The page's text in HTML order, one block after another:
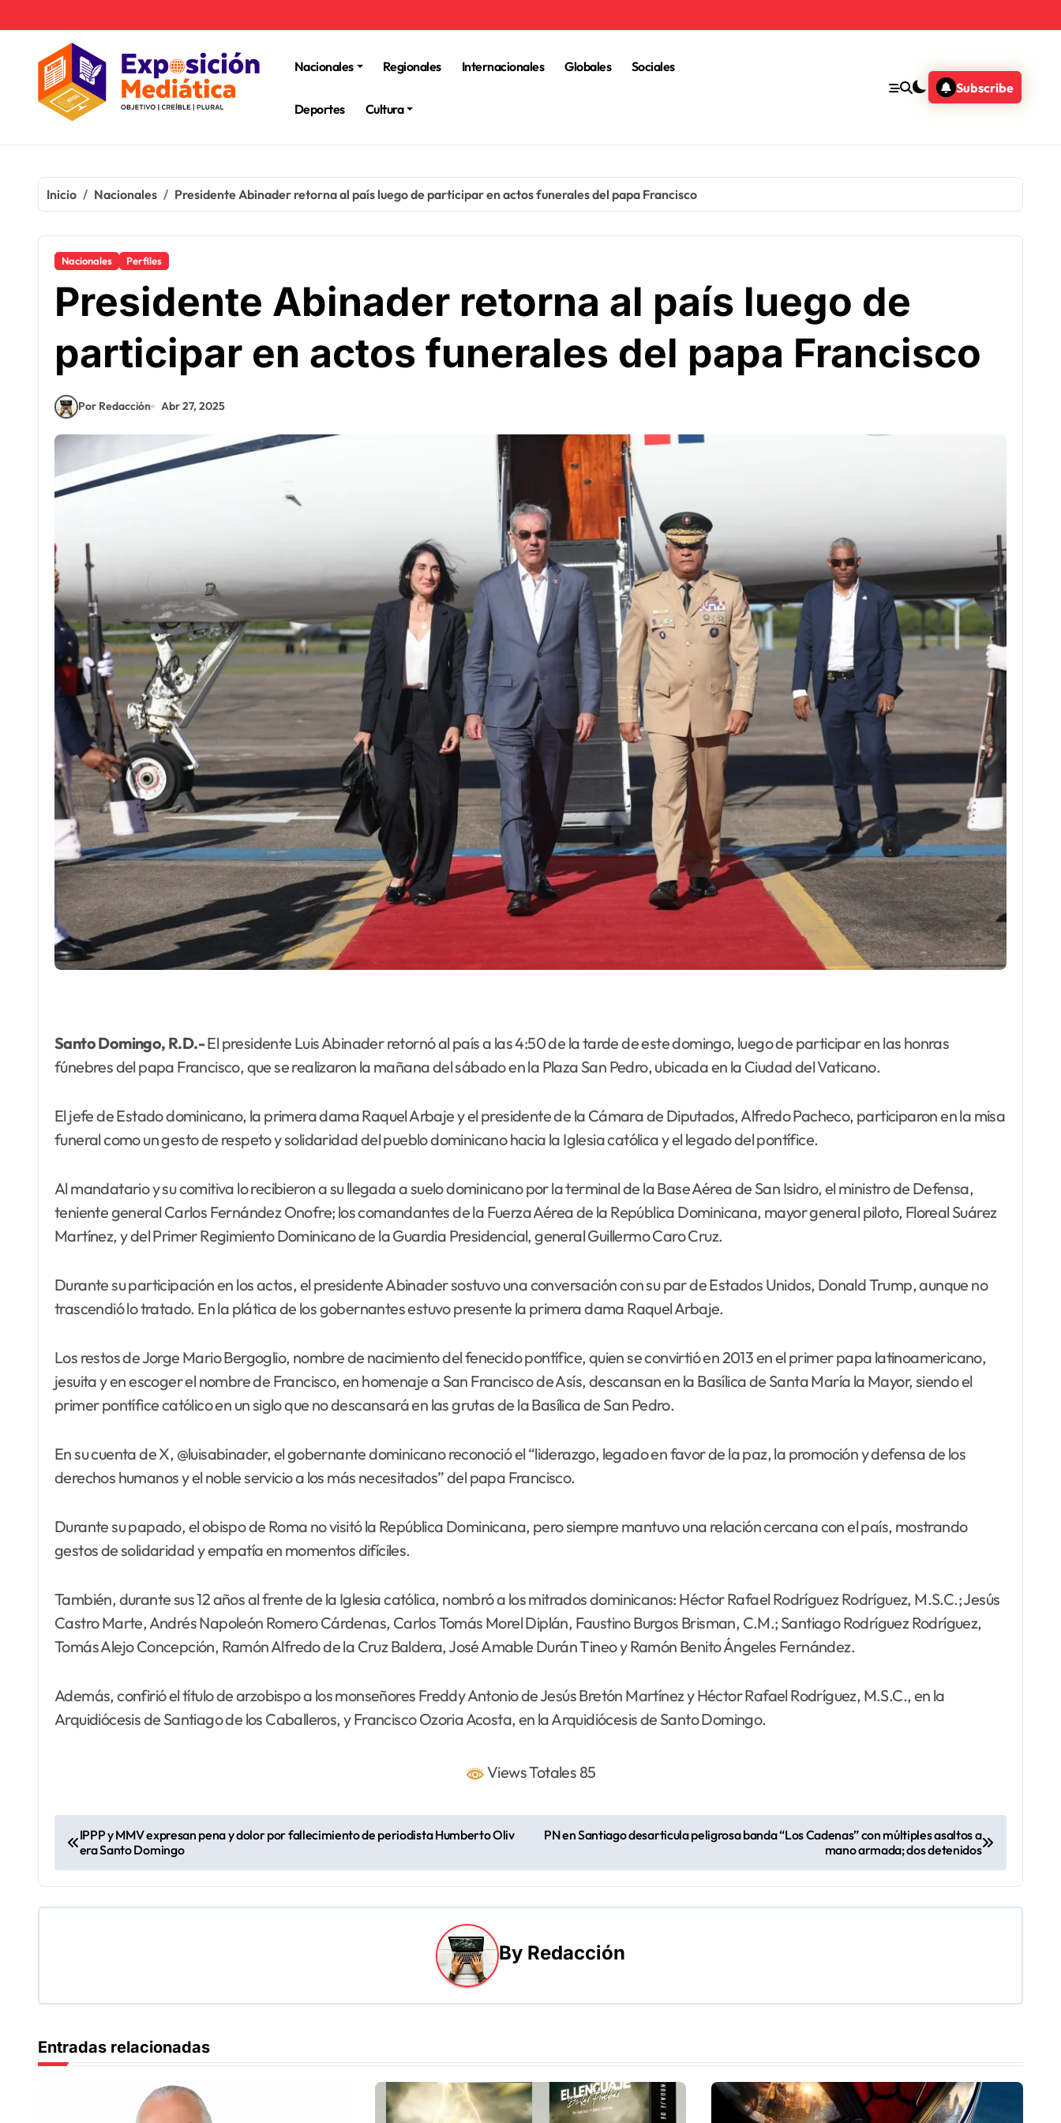
Nacionales
Regionales Internacionales Globales Sociales
Deportes Cultura
Subscribe
Inicio Nacionales Presidente Abinader retorna al país luego de participar en actos funerales del papa Francisco
Nacionales Perfiles
Presidente Abinader retorna al país luego de
participar en actos funerales del papa Francisco
Por Redacción Abr 27, 2025
Santo Domingo, R.D.-El presidente Luis Abinader retornó al país a las 4:50 de la tarde de este domingo, luego de participar en las honras
fúnebres del papa Francisco, que se realizaron la mañana del sábado en la Plaza San Pedro, ubicada en la Ciudad del Vaticano.
El jefe de Estado dominicano, la primera dama Raquel Arbaje y el presidente de la Cámara de Diputados, Alfredo Pacheco, participaron en la misa
funeral como un gesto de respeto y solidaridad del pueblo dominicano hacia la Iglesia católica y el legado del pontífice.
Al mandatario y su comitiva lo recibieron a su llegada a suelo dominicano por la terminal de la Base Aérea de San Isidro, el ministro de Defensa,
teniente general Carlos Fernández Onofre; los comandantes de la Fuerza Aérea de la República Dominicana, mayor general piloto, Floreal Suárez
Martínez, y del Primer Regimiento Dominicano de la Guardia Presidencial, general Guillermo Caro Cruz.
Durante su participación en los actos, el presidente Abinader sostuvo una conversación con su par de Estados Unidos, Donald Trump, aunque no
trascendió lo tratado. En la plática de los gobernantes estuvo presente la primera dama Raquel Arbaje.
Los restos de Jorge Mario Bergoglio, nombre de nacimiento del fenecido pontífice, quien se convirtió en 2013 en el primer papa latinoamericano,
jesuita y en escoger el nombre de Francisco, en homenaje a San Francisco de Asís, descansan en la Basílica de Santa María la Mayor, siendo el
primer pontífice católico en un siglo que no descansará en las grutas de la Basílica de San Pedro.
En su cuenta de X, @luisabinader, el gobernante dominicano reconoció el “liderazgo, legado en favor de la paz, la promoción y defensa de los
derechos humanos y el noble servicio a los más necesitados” del papa Francisco.
Durante su papado, el obispo de Roma no visitó la República Dominicana, pero siempre mantuvo una relación cercana con el país, mostrando
gestos de solidaridad y empatía en momentos difíciles.
También, durante sus 12 años al frente de la Iglesia católica, nombró a los mitrados dominicanos: Héctor Rafael Rodríguez Rodríguez, M.S.C.; Jesús
Castro Marte, Andrés Napoleón Romero Cárdenas, Carlos Tomás Morel Diplán, Faustino Burgos Brisman, C.M.; Santiago Rodríguez Rodríguez,
Tomás Alejo Concepción, Ramón Alfredo de la Cruz Baldera, José Amable Durán Tineo y Ramón Benito Ángeles Fernández.
Además, confirió el título de arzobispo a los monseñores Freddy Antonio de Jesús Bretón Martínez y Héctor Rafael Rodríguez, M.S.C., en la
Arquidiócesis de Santiago de los Caballeros, y Francisco Ozoria Acosta, en la Arquidiócesis de Santo Domingo.
Views Totales 85
N
a
v
i
IPPP y MMV expresan pena y dolor por fallecimiento de periodista Humberto Oliv
era Santo Domingo
PN en Santiago desarticula peligrosa banda “Los Cadenas” con múltiples asaltos a
mano armada; dos detenidos
By Redacción
Entradas relacionadas